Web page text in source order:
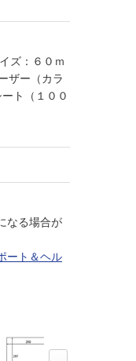
ズ：６０ｍ
ザー（カラ
ト（１００
なる場合が
ート＆ヘル